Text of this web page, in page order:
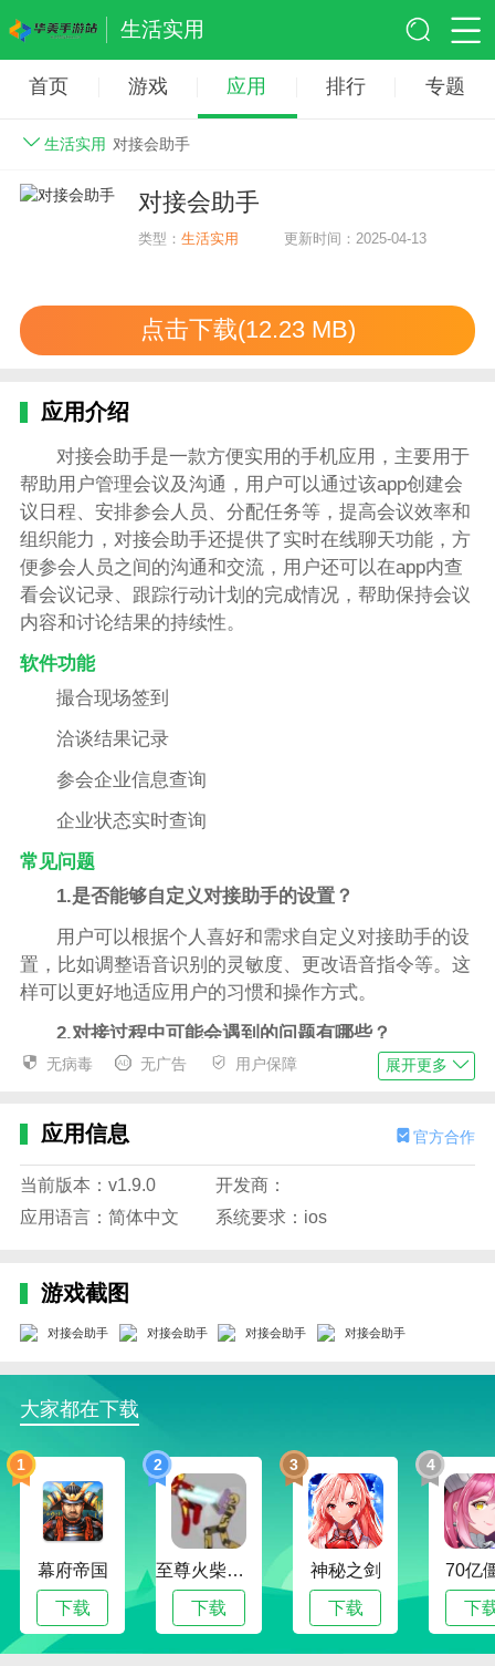
生活实用
首页 游戏 应用 排行 专题
生活实用 对接会助手
对接会助手
类型：生活实用 更新时间：2025-04-13
点击下载(12.23 MB)
应用介绍
对接会助手是一款方便实用的手机应用，主要用于
帮助用户管理会议及沟通，用户可以通过该app创建会
议日程、安排参会人员、分配任务等，提高会议效率和
组织能力，对接会助手还提供了实时在线聊天功能，方
便参会人员之间的沟通和交流，用户还可以在app内查
看会议记录、跟踪行动计划的完成情况，帮助保持会议
内容和讨论结果的持续性。
软件功能
撮合现场签到
洽谈结果记录
参会企业信息查询
企业状态实时查询
常见问题
1.是否能够自定义对接助手的设置？
用户可以根据个人喜好和需求自定义对接助手的设
置，比如调整语音识别的灵敏度、更改语音指令等。这
样可以更好地适应用户的习惯和操作方式。
2.对接过程中可能会遇到的问题有哪些？
在对接助手程序时，有时候可能会出现连接不稳定
用程序和助手程序，或者检查设备网络连接是否正常。
3.这款app可以与哪些助手程序对接？
该应用支持与各类智能助手程序进行对接，包括
4.怎样与助手程序进行对接？
在应用设置中可以找到对接助手的选项，点击进入
后按照提示进行设置即可完成对接。用户需要先确保已
经下载并登录了相应的助手程序。
帮助管理会议流程，可以记录会议笔记、制定待办
事项，极大地方便了会议主持人。
功能很贴心不仅可以查看会议参与者的资料，还能
实时在线互动讨论，大大提高了工作效率。
简洁易用界面清晰明了，一目了然。而且支持多种
语言，真的贴心到家了。
无病毒 无广告 用户保障 展开更多
应用信息 官方合作
当前版本：v1.9.0
开发商：
应用语言：简体中文
系统要求：ios
游戏截图
大家都在下载
1
幕府帝国
下载
2
至尊火柴人战争
下载
3
神秘之剑
下载
4
70亿
下